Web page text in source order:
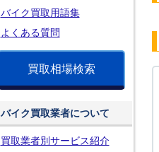
バイク買取用語集
よくある質問
買取相場検索
バイク買取業者について
買取業者別サービス紹介